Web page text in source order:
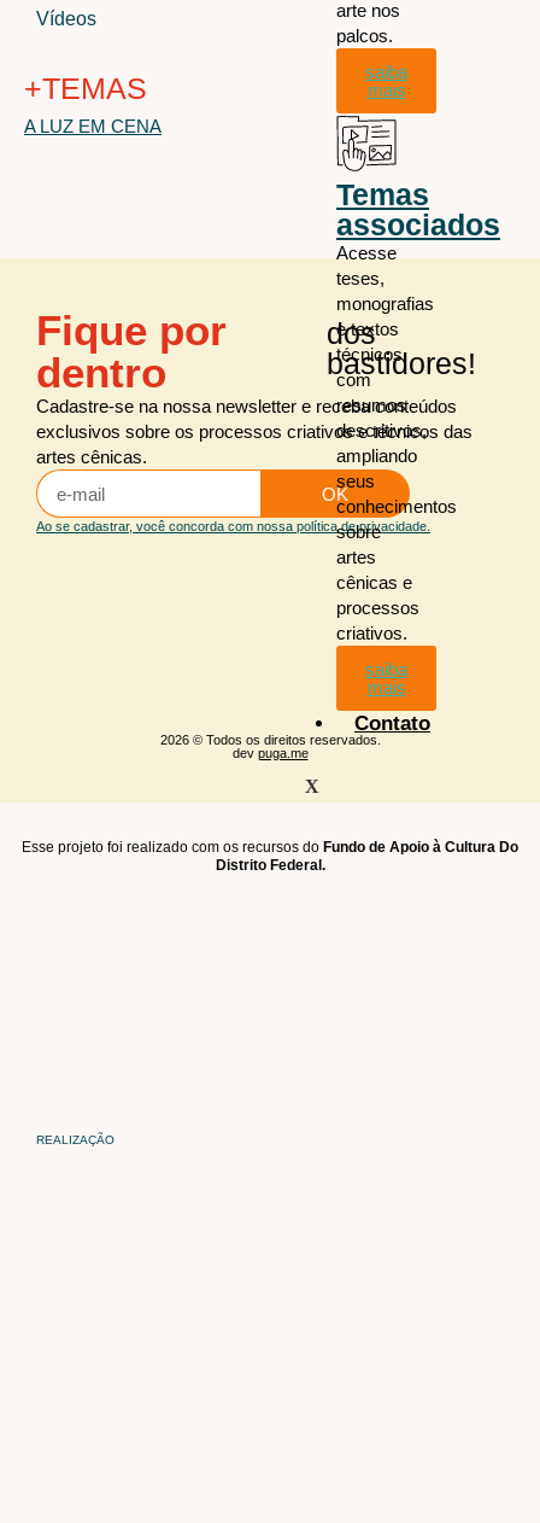
arte nos
palcos.
saiba
mais
Temas
associados
Acesse
teses,
monografias
e textos
técnicos
com
resumos
descritivos,
ampliando
seus
conhecimentos
sobre
artes
cênicas e
processos
criativos.
saiba
mais
Contato
X
Vídeos
+TEMAS
A LUZ EM CENA
2026 © Todos os direitos reservados.
dev puga.me
dos
bastidores!
Fique por
dentro
Cadastre-se na nossa newsletter e receba conteúdos
exclusivos sobre os processos criativos e técnicos das
artes cênicas.
OK
Ao se cadastrar, você concorda com nossa política de privacidade.
Esse projeto foi realizado com os recursos do Fundo de Apoio à Cultura Do
Distrito Federal.
REALIZAÇÃO